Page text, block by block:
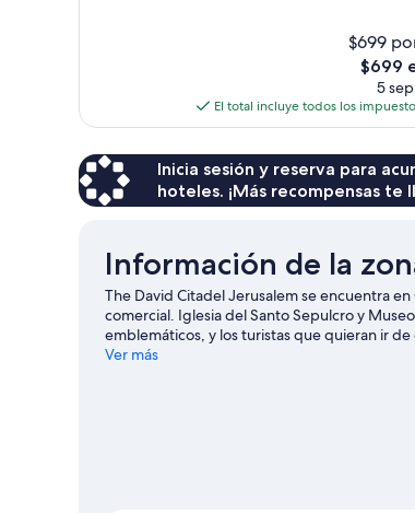
$699
El
precio
actual
es
$699
$699
5
El total incluye todos los
Inicia sesión y reserva para
hoteles. ¡Más recompensas te
Información de la
The David Citadel Jerusalem se encuentra
comercial. Iglesia del Santo Sepulcro y
emblemáticos, y los turistas que quieran ir
una vuelta por Muro de las lamentaciones y
Ver más